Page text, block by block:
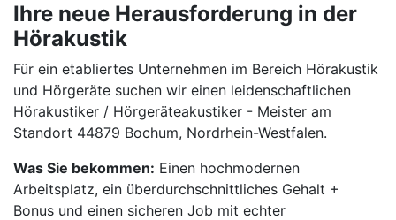
Ihre neue Herausforderung in der
Hörakustik
Für ein etabliertes Unternehmen im Bereich Hörakustik
und Hörgeräte suchen wir einen leidenschaftlichen
Hörakustiker / Hörgeräteakustiker - Meister am
Standort 44879 Bochum, Nordrhein-Westfalen.
Was Sie bekommen: Einen hochmodernen
Arbeitsplatz, ein überdurchschnittliches Gehalt +
Bonus und einen sicheren Job mit echter